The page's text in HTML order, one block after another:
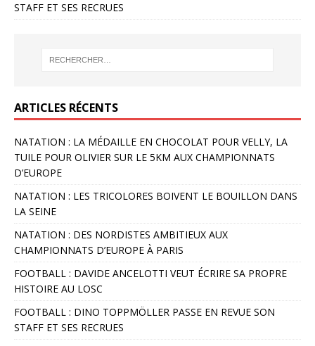
STAFF ET SES RECRUES
ARTICLES RÉCENTS
NATATION : LA MÉDAILLE EN CHOCOLAT POUR VELLY, LA
TUILE POUR OLIVIER SUR LE 5KM AUX CHAMPIONNATS
D’EUROPE
NATATION : LES TRICOLORES BOIVENT LE BOUILLON DANS
LA SEINE
NATATION : DES NORDISTES AMBITIEUX AUX
CHAMPIONNATS D’EUROPE À PARIS
FOOTBALL : DAVIDE ANCELOTTI VEUT ÉCRIRE SA PROPRE
HISTOIRE AU LOSC
FOOTBALL : DINO TOPPMÖLLER PASSE EN REVUE SON
STAFF ET SES RECRUES